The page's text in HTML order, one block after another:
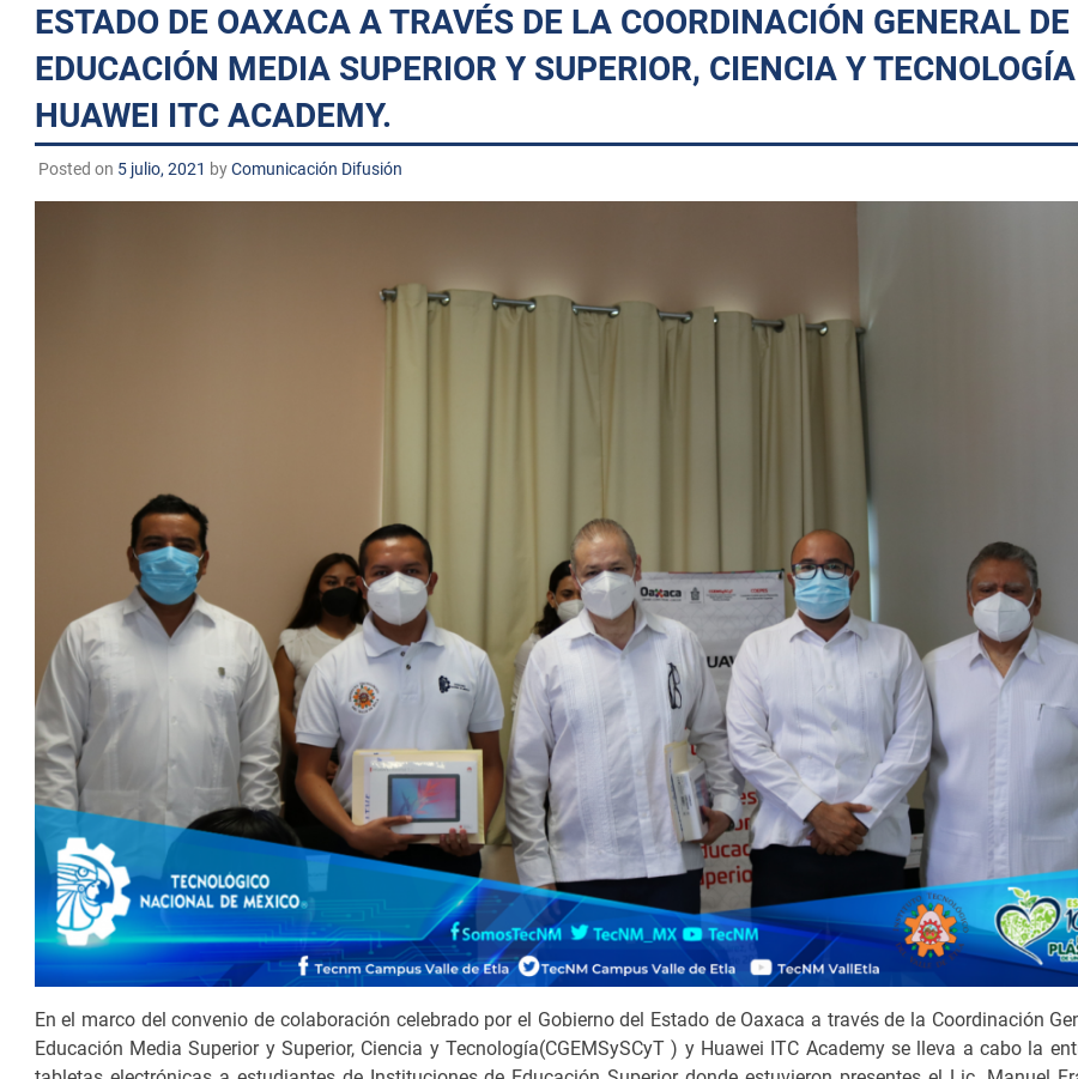
ESTADO DE OAXACA A TRAVÉS DE LA COORDINACIÓN GENERAL DE
EDUCACIÓN MEDIA SUPERIOR Y SUPERIOR, CIENCIA Y
HUAWEI ITC ACADEMY.
Posted on 5 julio, 2021 byComunicación Difusión
En el marco del convenio de colaboración celebrado por el Gobierno del Estado de Oaxaca a través de la Coordinación
Educación Media Superior y Superior, Ciencia y Tecnología(CGEMSySCyT ) y Huawei ITC Academy se lleva a cabo la